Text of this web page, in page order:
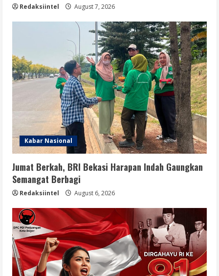
Redaksiintel August 7, 2026
Kabar Nasional
Jumat Berkah, BRI Bekasi Harapan Indah Gaungkan
Semangat Berbagi
Redaksiintel August 6, 2026